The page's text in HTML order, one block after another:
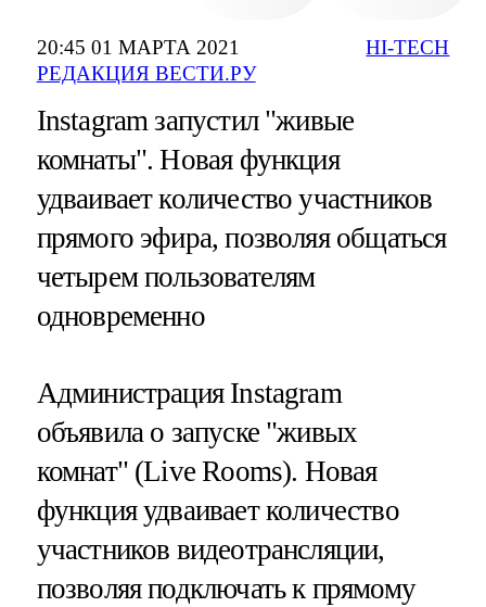
20:45 01 МАРТА 2021
РЕДАКЦИЯ ВЕСТИ.РУ
HI-TECH
Instagram запустил "живые
комнаты". Новая функция
удваивает количество участников
прямого эфира, позволяя общаться
четырем пользователям
одновременно
Администрация Instagram
объявила о запуске "живых
комнат" (Live Rooms). Новая
функция удваивает количество
участников видеотрансляции,
позволяя подключать к прямому